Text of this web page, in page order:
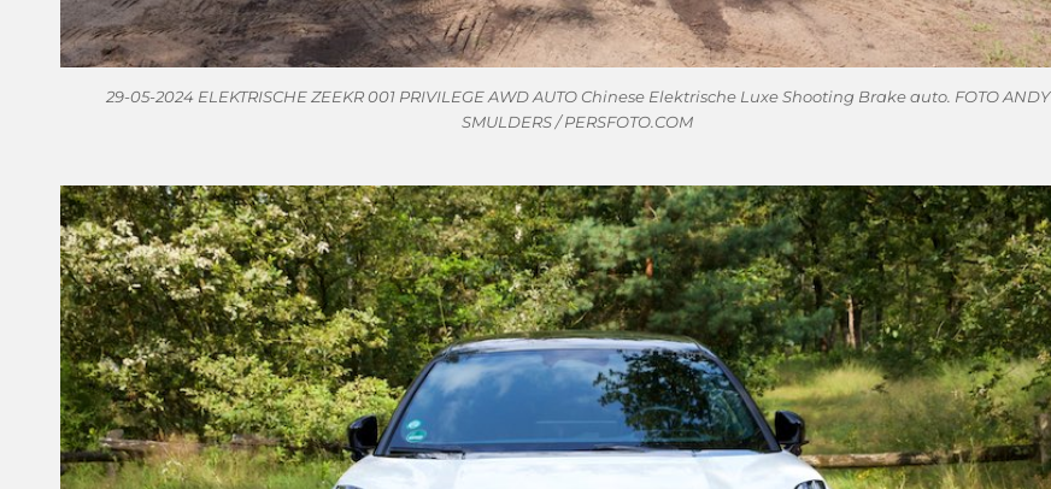
29-05-2024 ELEKTRISCHE ZEEKR 001 PRIVILEGE AWD AUTO Chinese Elektrische Luxe Shooting Brake auto. FOTO ANDY
SMULDERS / PERSFOTO.COM